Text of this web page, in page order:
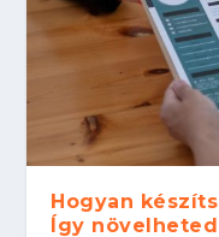
Hogyan
Így